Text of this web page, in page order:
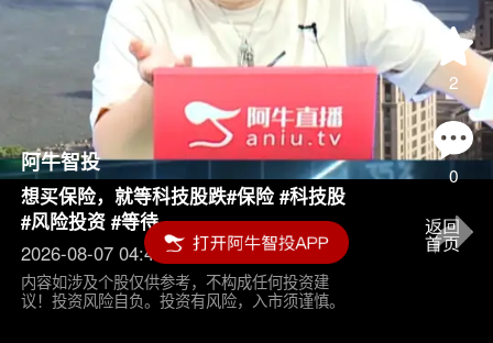
2
0
阿牛智投
想买保险，就等科技股跌#保险 #科技股
#风险投资 #等待
2026-08-07 04:45
内容如涉及个股仅供参考，不构成任何投资建
议！投资风险自负。投资有风险，入市须谨慎。